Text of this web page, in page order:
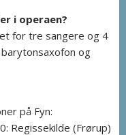
i operaen?
for tre sangere og 4
og
på Fyn:
Regissekilde (Frørup)